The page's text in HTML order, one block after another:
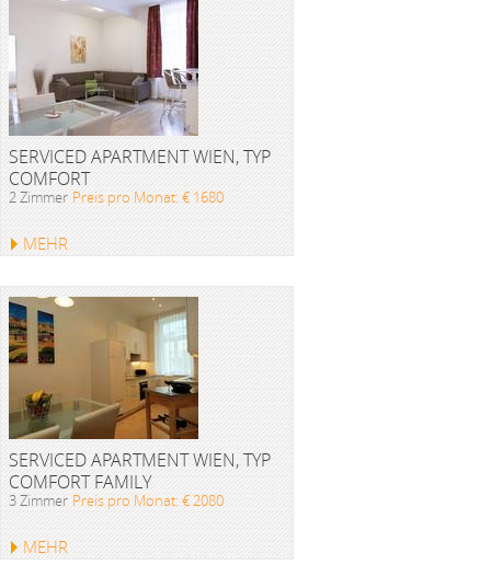
SERVICED APARTMENT WIEN, TYP
COMFORT
2 Zimmer Preis pro Monat: € 1680
MEHR
SERVICED APARTMENT WIEN, TYP
COMFORT FAMILY
3 Zimmer Preis pro Monat: € 2080
MEHR